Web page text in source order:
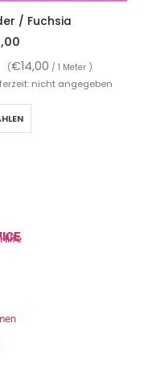
/ Fuchsia
(€14,00 / 1 Meter )
nicht angegeben